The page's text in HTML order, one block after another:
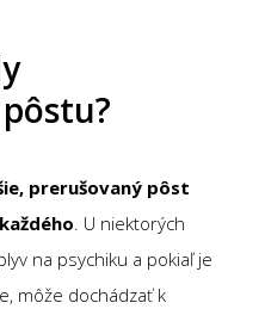
prerušovaný pôst
. U niektorých
na psychiku a pokiaľ je
môže dochádzať k